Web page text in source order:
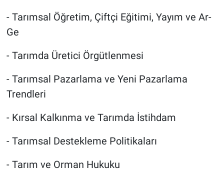
- Tarımsal Öğretim, Çiftçi Eğitimi, Yayım ve Ar-
Ge
- Tarımda Üretici Örgütlenmesi
- Tarımsal Pazarlama ve Yeni Pazarlama
Trendleri
- Kırsal Kalkınma ve Tarımda İstihdam
- Tarımsal Destekleme Politikaları
- Tarım ve Orman Hukuku